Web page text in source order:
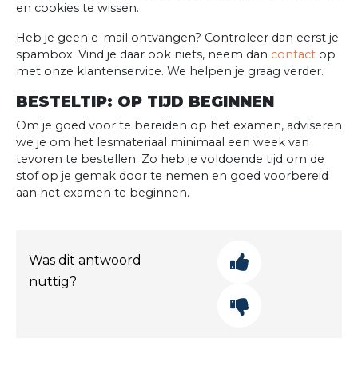
en cookies te wissen.
Heb je geen e-mail ontvangen? Controleer dan eerst je
spambox. Vind je daar ook niets, neem dan contact op
met onze klantenservice. We helpen je graag verder.
BESTELTIP: OP TIJD BEGINNEN
Om je goed voor te bereiden op het examen, adviseren
we je om het lesmateriaal minimaal een week van
tevoren te bestellen. Zo heb je voldoende tijd om de
stof op je gemak door te nemen en goed voorbereid
aan het examen te beginnen.
Was dit antwoord
nuttig?